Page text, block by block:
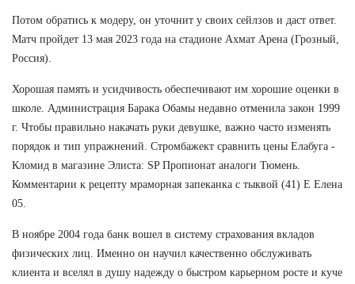
Потом обратись к модеру, он уточнит у своих сейлзов и даст ответ.
Матч пройдет 13 мая 2023 года на стадионе Ахмат Арена (Грозный,
Россия).
Хорошая память и усидчивость обеспечивают им хорошие оценки в
школе. Администрация Барака Обамы недавно отменила закон 1999
г. Чтобы правильно накачать руки девушке, важно часто изменять
порядок и тип упражнений. Стромбажект сравнить цены Елабуга -
Кломид в магазине Элиста: SP Пропионат аналоги Тюмень.
Комментарии к рецепту мраморная запеканка с тыквой (41) Е Елена
05.
В ноябре 2004 года банк вошел в систему страхования вкладов
физических лиц. Именно он научил качественно обслуживать
клиента и вселял в душу надежду о быстром карьерном росте и куче